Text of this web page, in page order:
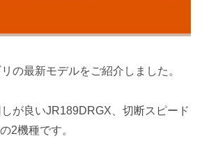
の最新モデルをご紹介しました。
が良いJR189DRGX、切断スピード
2機種です。